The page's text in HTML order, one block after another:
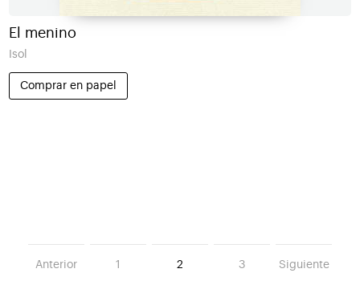
El menino
Isol
Comprar en papel
Anterior 1 2 3 Siguiente